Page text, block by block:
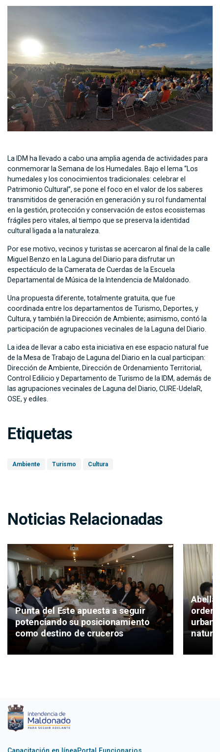
La IDM ha llevado a cabo una amplia agenda de actividades para
conmemorar la Semana de los Humedales. Bajo el lema “Los
humedales y los conocimientos tradicionales: celebrar el
Patrimonio Cultural”, se pone el foco en el valor de los saberes
transmitidos de generación en generación y su rol fundamental
en la gestión, protección y conservación de estos ecosistemas
frágiles pero vitales, al tiempo que se preserva la identidad
cultural ligada a la naturaleza.
Por ese motivo, vecinos y turistas se acercaron al final de la calle
Miguel Benzo en la Laguna del Diario para disfrutar un
espectáculo de la Camerata de Cuerdas de la Escuela
Departamental de Música de la Intendencia de Maldonado.
Una propuesta diferente, totalmente gratuita, que fue
coordinada entre los departamentos de Turismo, Deportes, y
Cultura, y también la Dirección de Ambiente; asimismo, contó la
participación de agrupaciones vecinales de la Laguna del Diario.
La idea de llevar a cabo esta iniciativa en ese espacio natural fue
de la Mesa de Trabajo de Laguna del Diario en la cual participan:
Dirección de Ambiente, Dirección de Ordenamiento Territorial,
Control Edilicio y Departamento de Turismo de la IDM, además de
las agrupaciones vecinales de Laguna del Diario, CURE-UdelaR,
OSE, y ediles.
Etiquetas
Ambiente Turismo Cultura
Noticias Relacionadas
Punta del Este apuesta a seguir
potenciando su posicionamiento
como destino de cruceros
Abella
Capacitación en líneaPortal Funcionarios